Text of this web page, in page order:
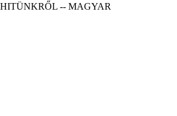
HITÜNKRŐL -- MAGYAR